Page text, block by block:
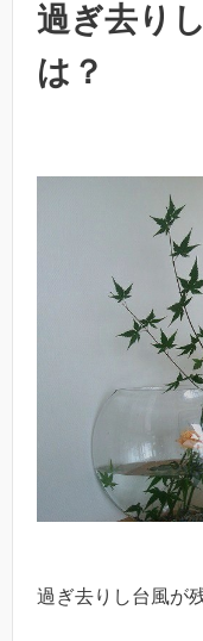
過ぎ去り
は？
過ぎ去りし台風が